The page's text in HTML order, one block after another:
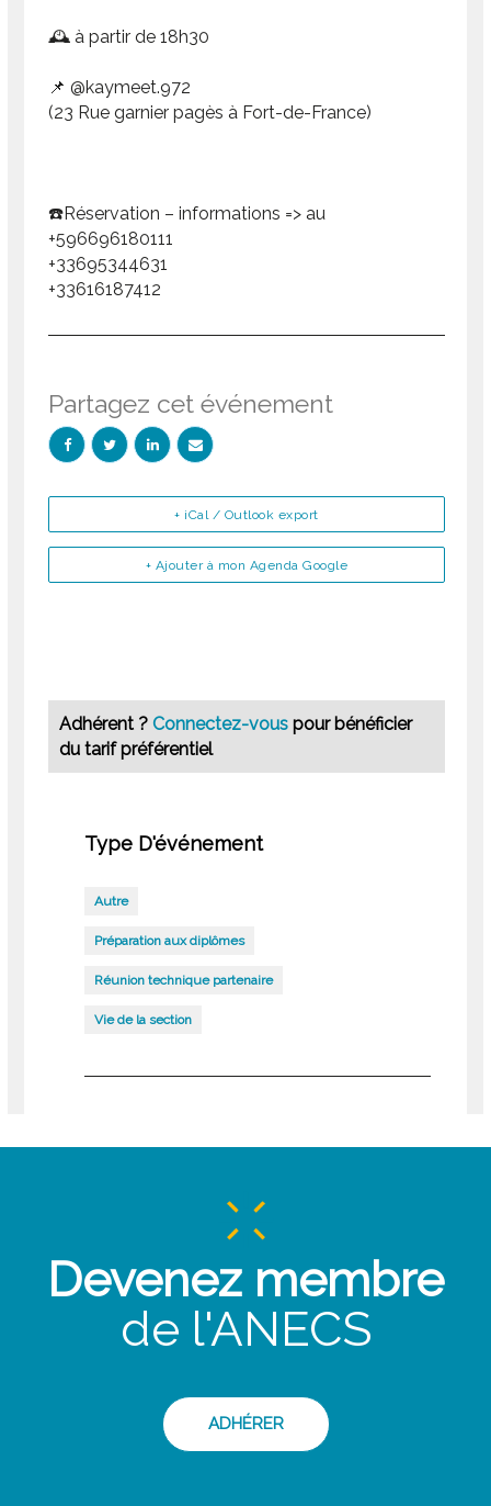
🕰️ à partir de 18h30
📌 @kaymeet.972
(23 Rue garnier pagès à Fort-de-France)
☎️Réservation – informations => au
+596696180111
+33695344631
+33616187412
Partagez cet événement
+ Ajouter à mon Agenda Google
+ iCal / Outlook export
Adhérent ?Connectez-vouspour bénéficier
du tarif préférentiel
Type D'événement
Autre
Préparation aux diplômes
Réunion technique partenaire
Vie de la section
Devenez membre
de l'ANECS
ADHÉRER